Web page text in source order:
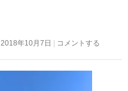
2018年10月7日 コメントする